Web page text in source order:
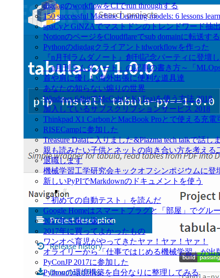
digdagのworkflowをCIでrun throughする
150 successful Machine Learning models: 6 lessons
spaCyとGiNZAでマストドンのトレンドワード抽
NotionのページをCloudflareでsub domainに転送する
Pythonのdigdagクライアントtdworkflowを作った
『n月刊ラムダノート』創刊記念パーティに登壇
「n月刊ラムダノート」の記事の書き方～「
首や肩に優しい海外出張に便利な道具達
あなたの知らない煽りの世界
Windows 64bitでMeCab(とKyTea)を使う方法 2018
加入しているサブスクリプションサービス 2018
Thinkpad X1 CarbonとMacBook Proとで使える充
RISECampに参加した
Treasure Dataに入りました&Plazma tech talkで話し
親も読みたい子供とネットの向き合い方を考える
退職します
機械学習工学研究会キックオフシンポジウムに登
新しいPyPIでMarkdownのドキュメントを使う
「初めての自動テスト」を読んだ
Google Homeはスマートプラグと「部屋」でグル
2017年を振り返って
2017年に買ってよかったもの
ワンオペ育児がやってきたヤァ！ヤァ！ヤァ！
オライリーから「仕事ではじめる機械学習」が出
PyConJP 2017に参加した
Pythonの環境構築を自分なりに整理してみる